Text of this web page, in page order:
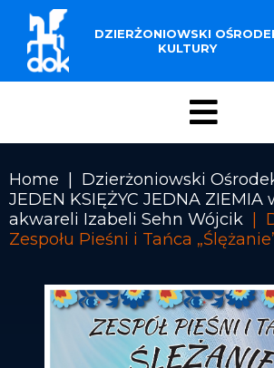
Przejdź
treści
DOK
BUDYNKU
„ZBYSZEK” W
DZIERŻONIOWIE
DZIERŻONIOWSKI
KULTURY
Ścieżka
nawigacyjna
Home
Dzierżoniowski
JEDEN KSIĘŻYC JEDNA ZIEMIA
akwareli Izabeli Sehn Wójcik
Zespołu Pieśni i Tańca